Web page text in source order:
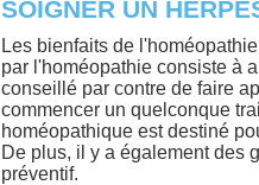
SOIGNER UN
Les bienfaits de
par l'homéopathie consiste à
conseillé par contre de faire
commencer un quelconque
homéopathique est destiné
De plus, il y a également des
préventif.